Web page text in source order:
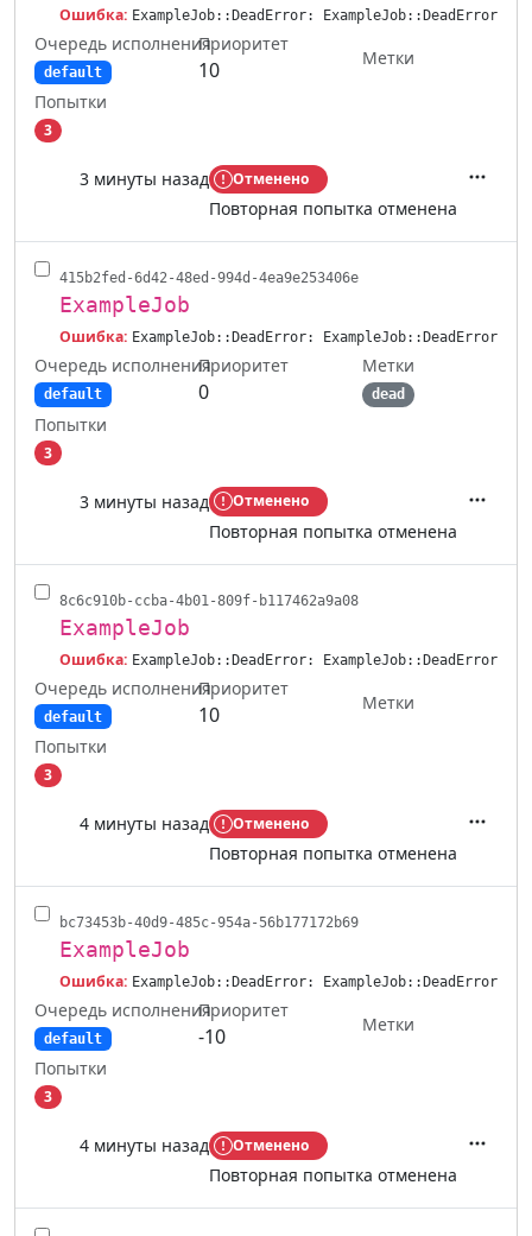
Ошибка: ExampleJob::DeadError: ExampleJob::DeadError
Очередь исполнения
default
Приоритет
10
Метки
Попытки
3
3 минуты назад Отменено
Повторная попытка отменена
415b2fed-6d42-48ed-994d-4ea9e253406e
ExampleJob
Ошибка: ExampleJob::DeadError: ExampleJob::DeadError
Очередь исполнения
default
Приоритет
0
Метки
dead
Попытки
3
3 минуты назад Отменено
Повторная попытка отменена
8c6c910b-ccba-4b01-809f-b117462a9a08
ExampleJob
Ошибка: ExampleJob::DeadError: ExampleJob::DeadError
Очередь исполнения
default
Приоритет
10
Метки
Попытки
3
4 минуты назад Отменено
Повторная попытка отменена
bc73453b-40d9-485c-954a-56b177172b69
ExampleJob
Ошибка: ExampleJob::DeadError: ExampleJob::DeadError
Очередь исполнения
default
Приоритет
-10
Метки
Попытки
3
4 минуты назад Отменено
Повторная попытка отменена